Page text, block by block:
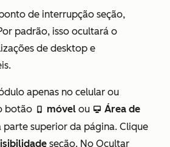
de interrupção seção,
padrão, isso ocultará o
de desktop e
apenas no celular ou
botão mobile móvel ou desktop Área de
parte superior da página. Clique
seção. No Ocultar